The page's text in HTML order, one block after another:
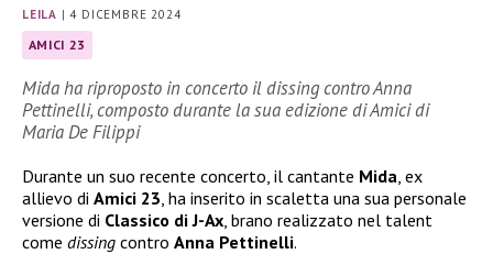
LEILA |4 DICEMBRE 2024
AMICI 23
Mida ha riproposto in concerto il dissing contro Anna
Pettinelli, composto durante la sua edizione di Amici di
Maria De Filippi
Durante un suo recente concerto, il cantante Mida, ex
allievo di Amici 23, ha inserito in scaletta una sua personale
versione di Classico di J-Ax, brano realizzato nel talent
come dissing contro Anna Pettinelli.